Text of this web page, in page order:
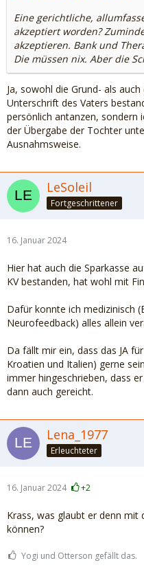
Eine gerichtliche,
akzeptiert worden?
akzeptieren. Bank und
Die müssen nix. Aber die
Ja, sowohl die Grund- als
Unterschrift des Vaters
persönlich antanzen, sondern
der Übergabe der Tochter
Ausnahmsweise.
LeSoleil
Fortgeschrittener
16. Januar 2024
Hier hat auch die Sparkasse
KV bestanden, hat wohl mit
Dafür konnte ich medizinisch
Neurofeedback) alles allein
Da fällt mir ein, dass das JA
Kroatien und Italien) gerne
immer hingeschrieben, dass
dann auch gereicht.
Lena_1977
Erleuchteter
16. Januar 2024 +2
Krass, was glaubt er denn mit
können?
Yogi und Otterson gefällt das.